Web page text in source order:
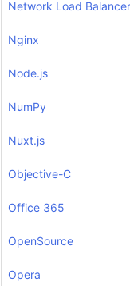
Network Load Balancer
Nginx
Node.js
NumPy
Nuxt.js
Objective-C
Office 365
OpenSource
Opera